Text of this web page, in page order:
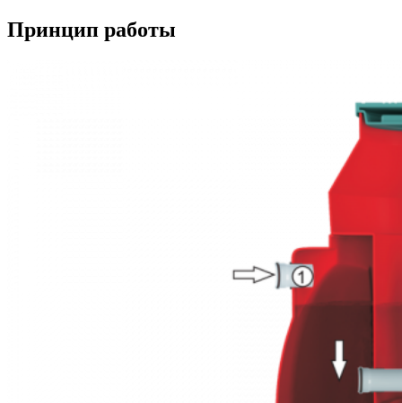
Принцип работы